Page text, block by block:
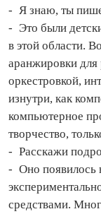
- Я знаю, ты
- Это были
в этой области.
аранжировки для
оркестровкой,
изнутри, как
компьютерное
творчество,
- Расскажи
- Оно появилось
средствами.